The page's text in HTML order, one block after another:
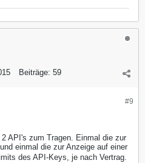
Beiträge: 59
#9
API's zum Tragen. Einmal die zur
einmal die zur Anzeige auf einer
des API-Keys, je nach Vertrag.